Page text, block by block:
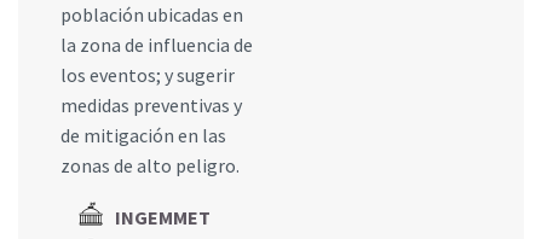
población ubicadas en
la zona de influencia de
los eventos; y sugerir
medidas preventivas y
de mitigación en las
zonas de alto peligro.
INGEMMET